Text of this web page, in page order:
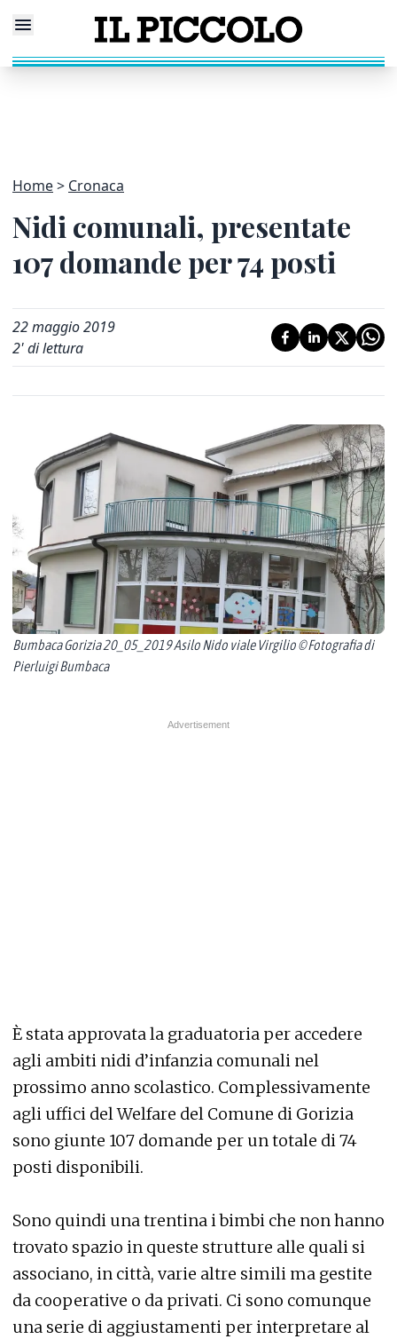
Home Cronaca
Nidi comunali, presentate
107 domande per 74 posti
22 maggio 2019
2' di lettura
Bumbaca Gorizia 20_05_2019 Asilo Nido viale Virgilio © Fotografia di
Pierluigi Bumbaca
È stata approvata la graduatoria per accedere
agli ambiti nidi d’infanzia comunali nel
prossimo anno scolastico. Complessivamente
agli uffici del Welfare del Comune di Gorizia
sono giunte 107 domande per un totale di 74
posti disponibili.
Sono quindi una trentina i bimbi che non hanno
trovato spazio in queste strutture alle quali si
associano, in città, varie altre simili ma gestite
da cooperative o da privati. Ci sono comunque
una serie di aggiustamenti per interpretare al